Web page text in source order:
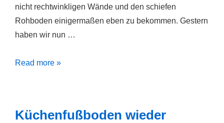
nicht rechtwinkligen Wände und den schiefen
Rohboden einigermaßen eben zu bekommen. Gestern
haben wir nun …
Vorratskammer
Read more »
Küchenfußboden wieder